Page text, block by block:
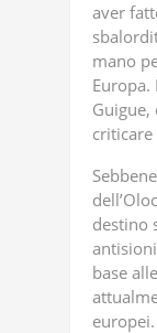
aver
mano
Europa.
Guigue,
criticare
destino
base